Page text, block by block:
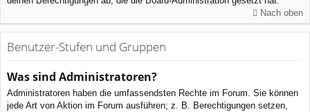
Nach oben
Benutzer-Stufen und Gruppen
Was sind Administratoren?
Administratoren haben die umfassendsten Rechte im Forum. Sie können
jede Art von Aktion im Forum ausführen; z. B. Berechtigungen setzen,